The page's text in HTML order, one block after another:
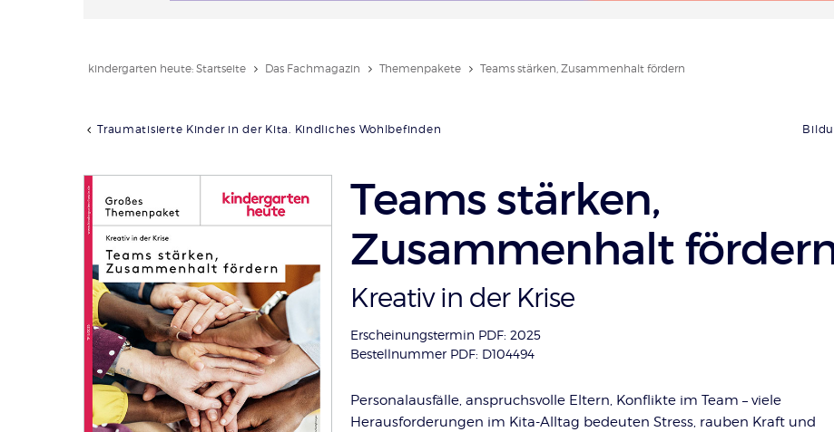
kindergarten heute: Startseite Das Fachmagazin Themenpakete Teams stärken, Zusammenhalt fördern
Traumatisierte Kinder in der Kita. Kindliches Wohlbefinden
Teams stärken,
Zusammenhalt
:
Kreativ in der Krise
Erscheinungstermin PDF: 2025
Bestellnummer PDF: D104494
Personalausfälle, anspruchsvolle Eltern, Konflikte im Team – viele
Herausforderungen im Kita-Alltag bedeuten Stress, rauben Kraft und